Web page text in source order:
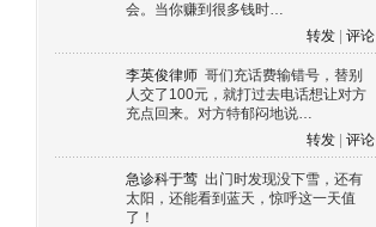
会。当你赚到很多钱时…
转发
评论
李英俊律师 哥们充话费输错号，替别
人交了100元，就打过去电话想让对方
充点回来。对方特郁闷地说…
转发
评论
急诊科于莺 出门时发现没下雪，还有
太阳，还能看到蓝天，惊呼这一天值
了！